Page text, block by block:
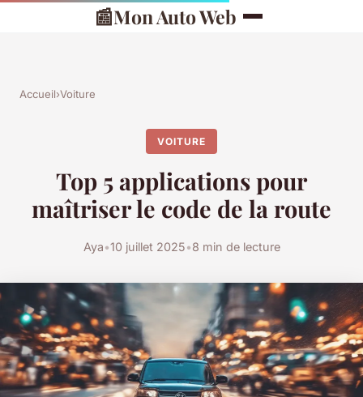
📰Mon Auto Web
Accueil›Voiture
VOITURE
Top 5 applications pour
maîtriser le code de la route
Aya•10 juillet 2025•8 min de lecture